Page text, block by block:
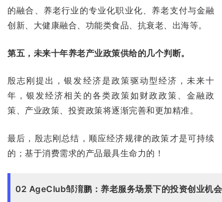
的融合、养老行业的专业化职业化、养老支付与金融
创新、大健康融合、功能类食品、抗衰老、出海等。
第五，未来十年养老产业政策供给的几个判断。
殷志刚提出，银发经济是政策驱动型经济，未来十
年，银发经济相关的各类政策如财政政策、金融政
策、产业政策、投资政策将逐渐完善和更加精准。
最后，殷志刚总结，顺应经济规律的政策才是可持续
的；基于消费需求的产品最具生命力的！
02 AgeClub邹淯鹏：养老服务场景下的投资创业机会